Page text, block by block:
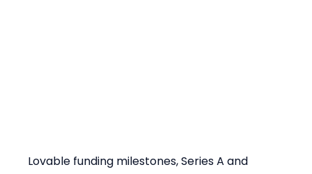
Lovable funding milestones, Series A and